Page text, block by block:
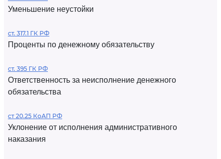
Уменьшение неустойки
ст. 317.1 ГК РФ
Проценты по денежному обязательству
ст. 395 ГК РФ
Ответственность за неисполнение денежного
обязательства
ст 20.25 КоАП РФ
Уклонение от исполнения административного
наказания